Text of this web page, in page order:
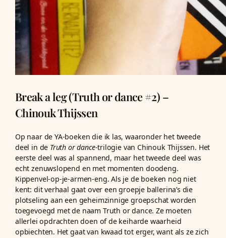
Break a leg (Truth or dance #2) –
Chinouk Thijssen
Op naar de YA-boeken die ik las, waaronder het tweede
deel in de Truth or dance-trilogie van Chinouk Thijssen. Het
eerste deel was al spannend, maar het tweede deel was
echt zenuwslopend en met momenten doodeng.
Kippenvel-op-je-armen-eng. Als je de boeken nog niet
kent: dit verhaal gaat over een groepje ballerina’s die
plotseling aan een geheimzinnige groepschat worden
toegevoegd met de naam Truth or dance. Ze moeten
allerlei opdrachten doen of de keiharde waarheid
opbiechten. Het gaat van kwaad tot erger, want als ze zich